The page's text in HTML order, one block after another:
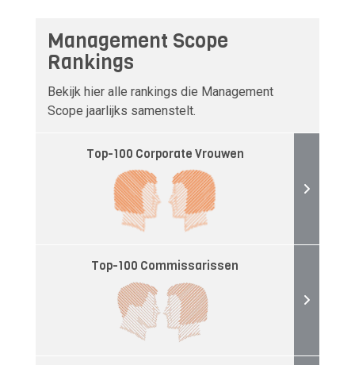
Management Scope
Rankings
Bekijk hier alle rankings die Management
Scope jaarlijks samenstelt.
Top-100 Corporate Vrouwen
Top-100 Commissarissen